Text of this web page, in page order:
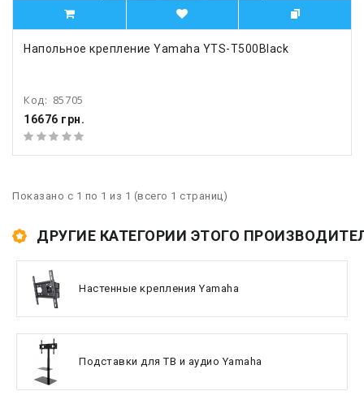
Напольное крепление Yamaha YTS-T500Black
Код: 85705
16676 грн.
Показано с 1 по 1 из 1 (всего 1 страниц)
ДРУГИЕ КАТЕГОРИИ ЭТОГО
Настенные крепления Yamaha
Подставки для ТВ и аудио Yamaha